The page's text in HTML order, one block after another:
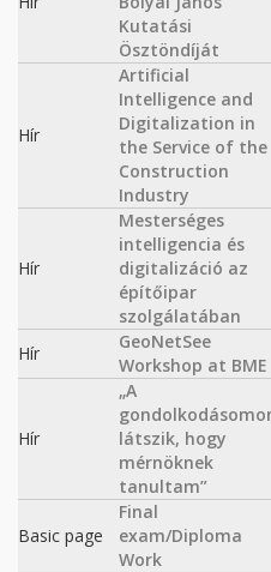
Kutatási
Ösztöndíját
Hír
Artificial
Intelligence and
Digitalization in
the Service of the
Construction
Industry
Hír
Mesterséges
intelligencia és
digitalizáció az
építőipar
szolgálatában
Hír
GeoNetSee
Workshop at BME
Hír
„A
látszik, hogy
mérnöknek
tanultam”
Basic page
Final
exam/Diploma
Work